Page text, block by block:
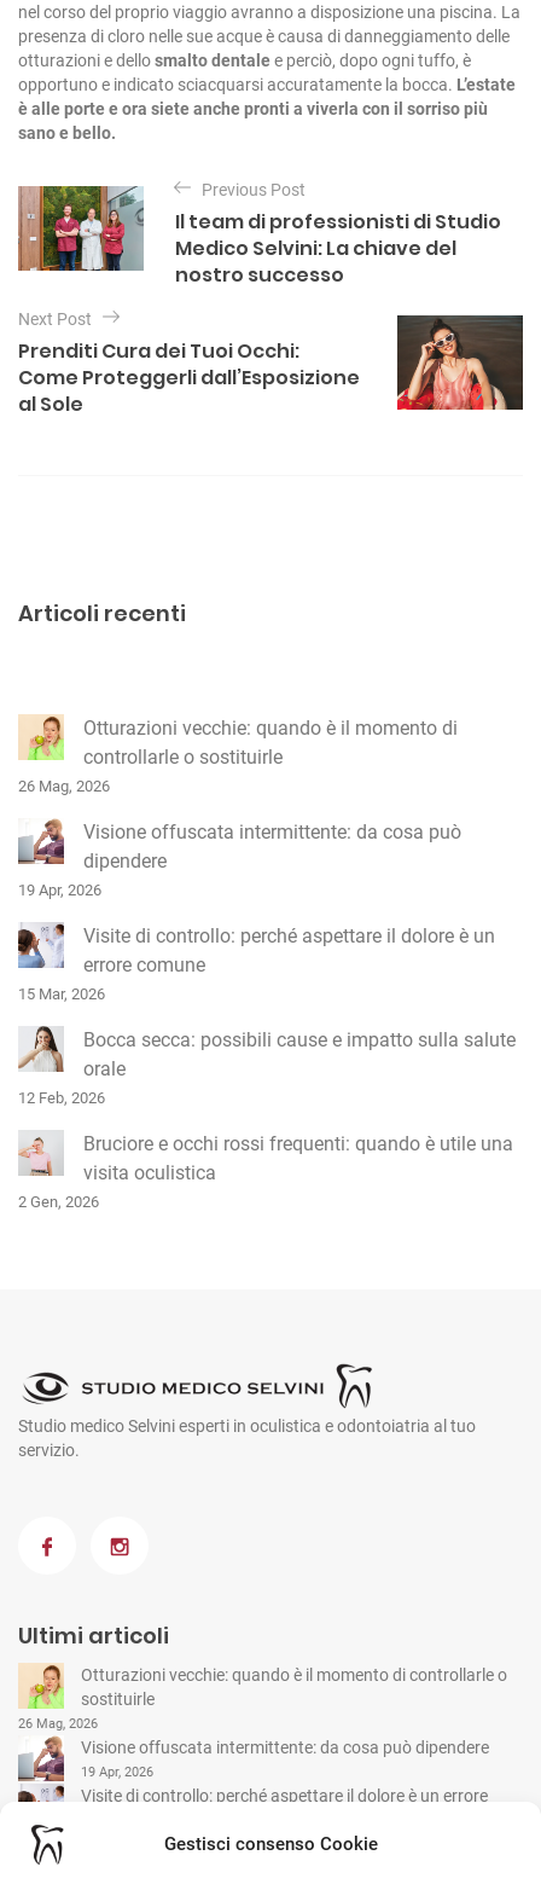
Gestisci consenso Cookie
nel corso del proprio viaggio avranno a disposizione una piscina. La
presenza di cloro nelle sue acque è causa di danneggiamento delle
otturazioni e dellosmalto dentalee perciò, dopo ogni tuffo, è
opportuno e indicato sciacquarsi accuratamente la bocca. L’estate
è alle porte e ora siete anche pronti a viverla con il sorriso più
sano e bello.
a
v
i
g
a
z
i
r
c
o
l
Previous Post
Il team di professionisti di Studio
Medico Selvini: La chiave del
nostro successo
Next Post
Prenditi Cura dei Tuoi Occhi:
Come Proteggerli dall’Esposizione
al Sole
Articoli recenti
Otturazioni vecchie: quando è il momento di
controllarle o sostituirle
26 Mag, 2026
Visione offuscata intermittente: da cosa può
dipendere
19 Apr, 2026
Visite di controllo: perché aspettare il dolore è un
errore comune
15 Mar, 2026
Bocca secca: possibili cause e impatto sulla salute
orale
12 Feb, 2026
Bruciore e occhi rossi frequenti: quando è utile una
visita oculistica
2 Gen, 2026
Studio medico Selvini esperti in oculistica e odontoiatria al tuo
servizio.
Ultimi articoli
Otturazioni vecchie: quando è il momento di controllarle o
sostituirle
26 Mag, 2026
Visione offuscata intermittente: da cosa può dipendere
19 Apr, 2026
Visite di controllo: perché aspettare il dolore è un errore
15 Mar, 2026